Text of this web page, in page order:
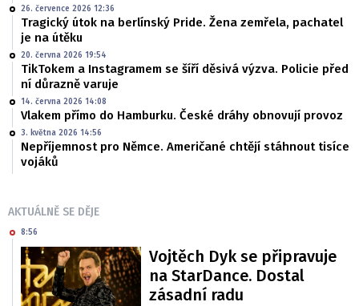
26. července 2026 12:36
Tragický útok na berlínský Pride. Žena zemřela, pachatel
je na útěku
20. června 2026 19:54
TikTokem a Instagramem se šíří děsivá výzva. Policie před
ní důrazně varuje
14. června 2026 14:08
Vlakem přímo do Hamburku. České dráhy obnovují provoz
3. května 2026 14:56
Nepříjemnost pro Němce. Američané chtějí stáhnout tisíce
vojáků
AKTUÁLNĚ SE DĚJE
8:56
Vojtěch Dyk se připravuje
na StarDance. Dostal
zásadní radu